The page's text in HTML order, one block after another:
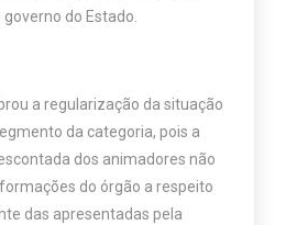
do Estado.
a regularização da situação
da categoria, pois a
dos animadores não
do órgão a respeito
das apresentadas pela